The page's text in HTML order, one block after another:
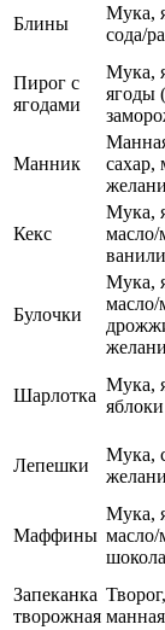
Блины
Мука,
сода/
Пирог с
ягодами
Мука,
ягоды
Манник
сахар,
Кекс
Мука,
масло/
Булочки
Мука,
масло/
Шарлотка
Мука,
яблоки
Лепешки
Мука,
Маффины
Мука,
масло/
Запеканка
творожная